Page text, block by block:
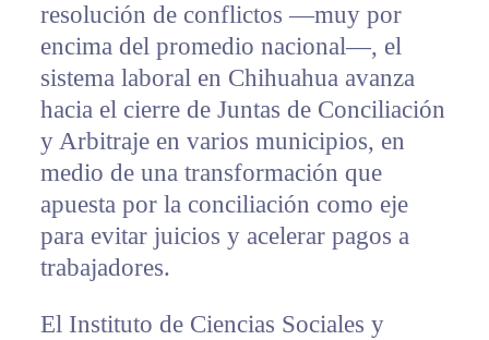
resolución de conflictos —muy por
encima del promedio nacional—, el
sistema laboral en Chihuahua avanza
hacia el cierre de Juntas de Conciliación
y Arbitraje en varios municipios, en
medio de una transformación que
apuesta por la conciliación como eje
para evitar juicios y acelerar pagos a
trabajadores.
El Instituto de Ciencias Sociales y